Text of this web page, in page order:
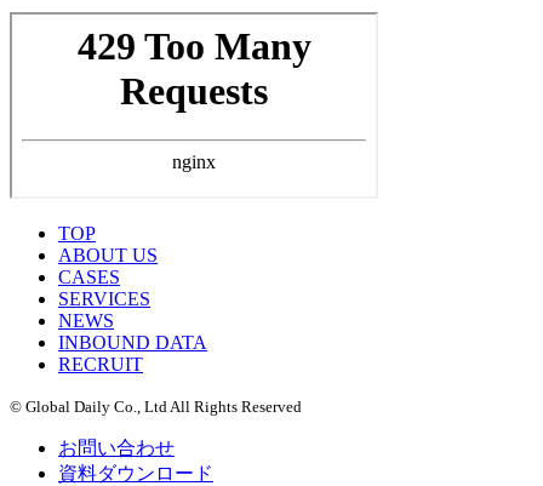
TOP
ABOUT US
CASES
SERVICES
NEWS
INBOUND DATA
RECRUIT
© Global Daily Co., Ltd All Rights Reserved
お問い合わせ
資料ダウンロード